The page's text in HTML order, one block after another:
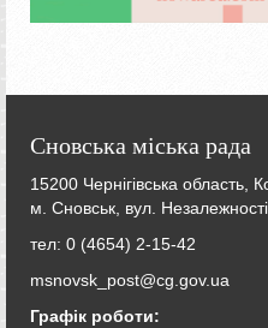
Сновська міська рада
15200 Чернігівська область,
м. Сновськ, вул.
тел: 0 (4654) 2-15-42
msnovsk_post@cg.gov.ua
Графік роботи: